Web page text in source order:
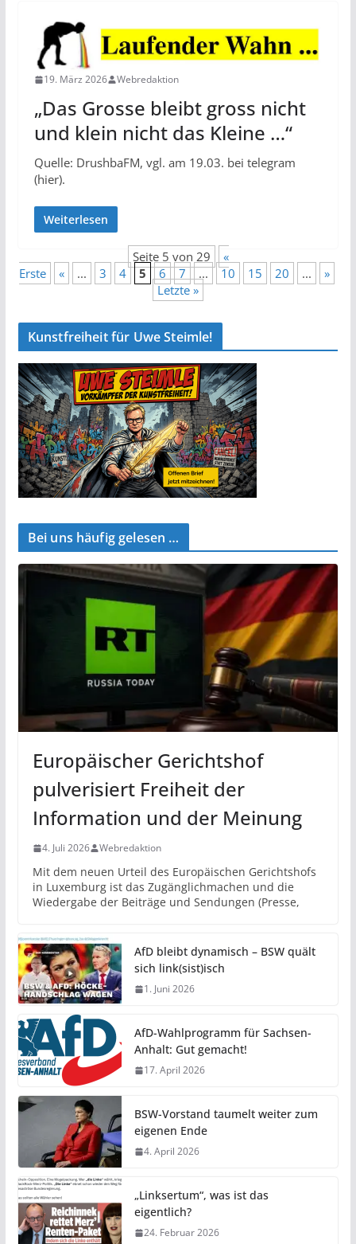
19. März 2026 Webredaktion
„Das Grosse bleibt gross nicht
und klein nicht das Kleine …“
Quelle: DrushbaFM, vgl. am 19.03. bei telegram
(hier).
Weiterlesen
Seite 5 von 29
«
Erste
« ... 3 4 5 6 7 ... 10 15 20 ...
»
Letzte »
Kunstfreiheit für Uwe Steimle!
Bei uns häufig gelesen …
Europäischer Gerichtshof
pulverisiert Freiheit der
Information und der Meinung
4. Juli 2026 Webredaktion
Mit dem neuen Urteil des Europäischen Gerichtshofs
in Luxemburg ist das Zugänglichmachen und die
Wiedergabe der Beiträge und Sendungen (Presse,
AfD bleibt dynamisch – BSW quält
sich link(sist)isch
1. Juni 2026
AfD-Wahlprogramm für Sachsen-
Anhalt: Gut gemacht!
17. April 2026
BSW-Vorstand taumelt weiter zum
eigenen Ende
4. April 2026
„Linksertum“, was ist das
eigentlich?
24. Februar 2026